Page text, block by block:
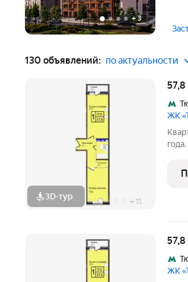
+3
130 объявлений: по актуальности
3D-тур + 11
ЖК
уже
ЖК